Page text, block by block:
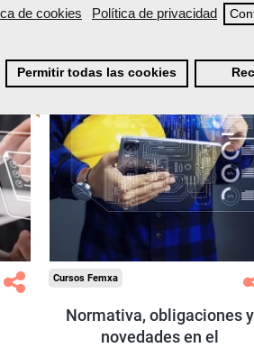
de cookies Política de privacidad
Permitir todas las cookies
ONLINE
Para desempleados,
trabajadores y autónomos.
Sector
-Metal.
Cursos Femxa
Normativa, obligaciones y
novedades en el